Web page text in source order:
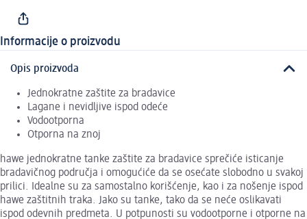
Informacije o proizvodu
Opis proizvoda
Jednokratne zaštite za bradavice
Lagane i nevidljive ispod odeće
Vodootporna
Otporna na znoj
hawe jednokratne tanke zaštite za bradavice sprečiće isticanje
bradavičnog područja i omogućiće da se osećate slobodno u svakoj
prilici. Idealne su za samostalno korišćenje, kao i za nošenje ispod
hawe zaštitnih traka. Jako su tanke, tako da se neće oslikavati
ispod odevnih predmeta. U potpunosti su vodootporne i otporne na